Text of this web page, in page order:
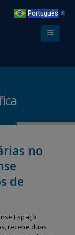
no
de
Espaço
recebe duas
Português ▼